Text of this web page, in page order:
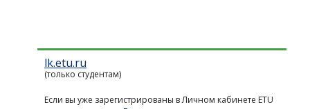
Учётная
запись
lk.etu.ru
(только студентам)
Если вы уже зарегистрированы в Личном кабинете ETU